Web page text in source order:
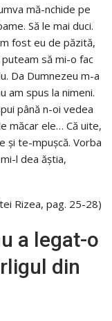
mă-nchide pe
Să le mai duci.
fost eu de păzită,
să mi-o fac
Da Dumnezeu m-a
am spus la nimeni.
până n-oi vedea
măcar ele… Că uite,
şi te-mpuşcă. Vorba
l dea ăştia,
Rizea, pag. 25-28)
a legat-o
din